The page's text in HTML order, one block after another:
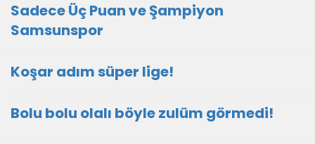
Sadece Üç Puan ve Şampiyon
Samsunspor
Koşar adım süper lige!
Bolu bolu olalı böyle zulüm görmedi!